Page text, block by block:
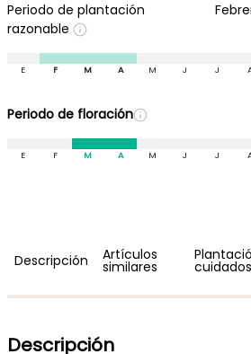
Periodo de plantación
razonable
E F M A M J J
Periodo de floración
E F M A M J J
Descripción Artículos
similares cuidados
Descripción